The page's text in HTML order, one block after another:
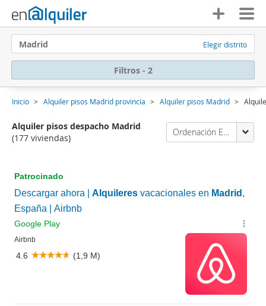
Madrid Elegir distrito
Filtros - 2
Inicio Alquiler pisos Madrid provincia Alquiler pisos Madrid
Alquiler pisos despacho Madrid
(177 viviendas)
Ordenación Enalquiler